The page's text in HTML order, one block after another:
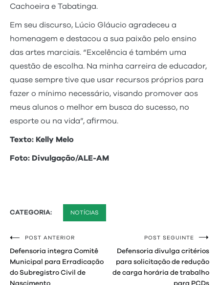
Cachoeira e Tabatinga.
Em seu discurso, Lúcio Gláucio agradeceu a
homenagem e destacou a sua paixão pelo ensino
das artes marciais. “Excelência é também uma
questão de escolha. Na minha carreira de educador,
quase sempre tive que usar recursos próprios para
fazer o mínimo necessário, visando promover aos
meus alunos o melhor em busca do sucesso, no
esporte ou na vida”, afirmou.
Texto: Kelly Melo
Foto: Divulgação/ALE-AM
CATEGORIA: NOTÍCIAS
Navegação
de
Post
POST ANTERIOR
Defensoria integra Comitê
Municipal para Erradicação
do Subregistro Civil de
Nascimento
POST SEGUINTE
Defensoria divulga critérios
para solicitação de redução
de carga horária de trabalho
para PCDs